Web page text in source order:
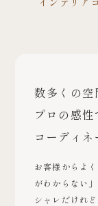
数多くの空
プロの感性
コーディ
お客様からよ
がわからない
シャレだけれ